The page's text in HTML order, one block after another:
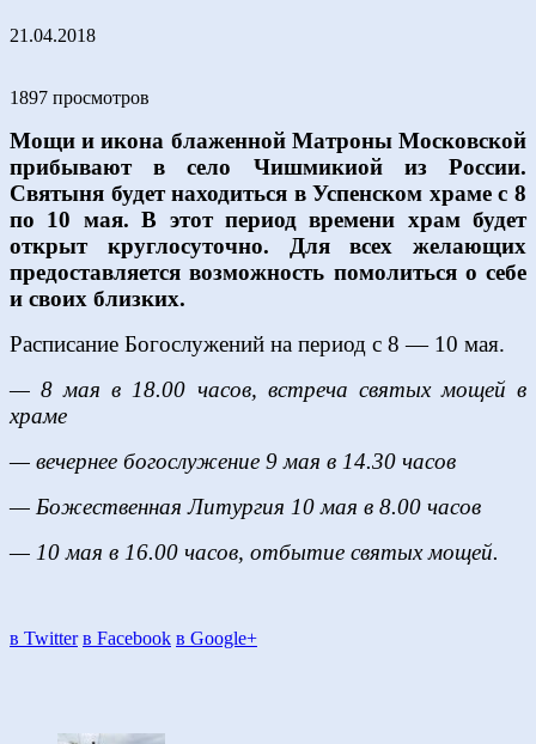
21.04.2018
1897 просмотров
Мощи и икона блаженной Матроны Московской
прибывают в село Чишмикиой из России.
Святыня будет находиться в Успенском храме с 8
по 10 мая. В этот период времени храм будет
открыт круглосуточно. Для всех желающих
предоставляется возможность помолиться о себе
и своих близких.
Расписание Богослужений на период с 8 — 10 мая.
— 8 мая в 18.00 часов, встреча святых мощей в
храме
— вечернее богослужение 9 мая в 14.30 часов
— Божественная Литургия 10 мая в 8.00 часов
— 10 мая в 16.00 часов, отбытие святых мощей.
в Twitter в Facebook в Google+